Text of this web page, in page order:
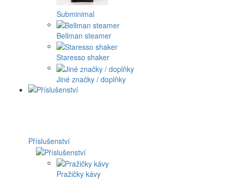
Subminimal
Bellman steamer
Staresso shaker
Jiné značky / doplňky
Příslušenství
Pražičky kávy